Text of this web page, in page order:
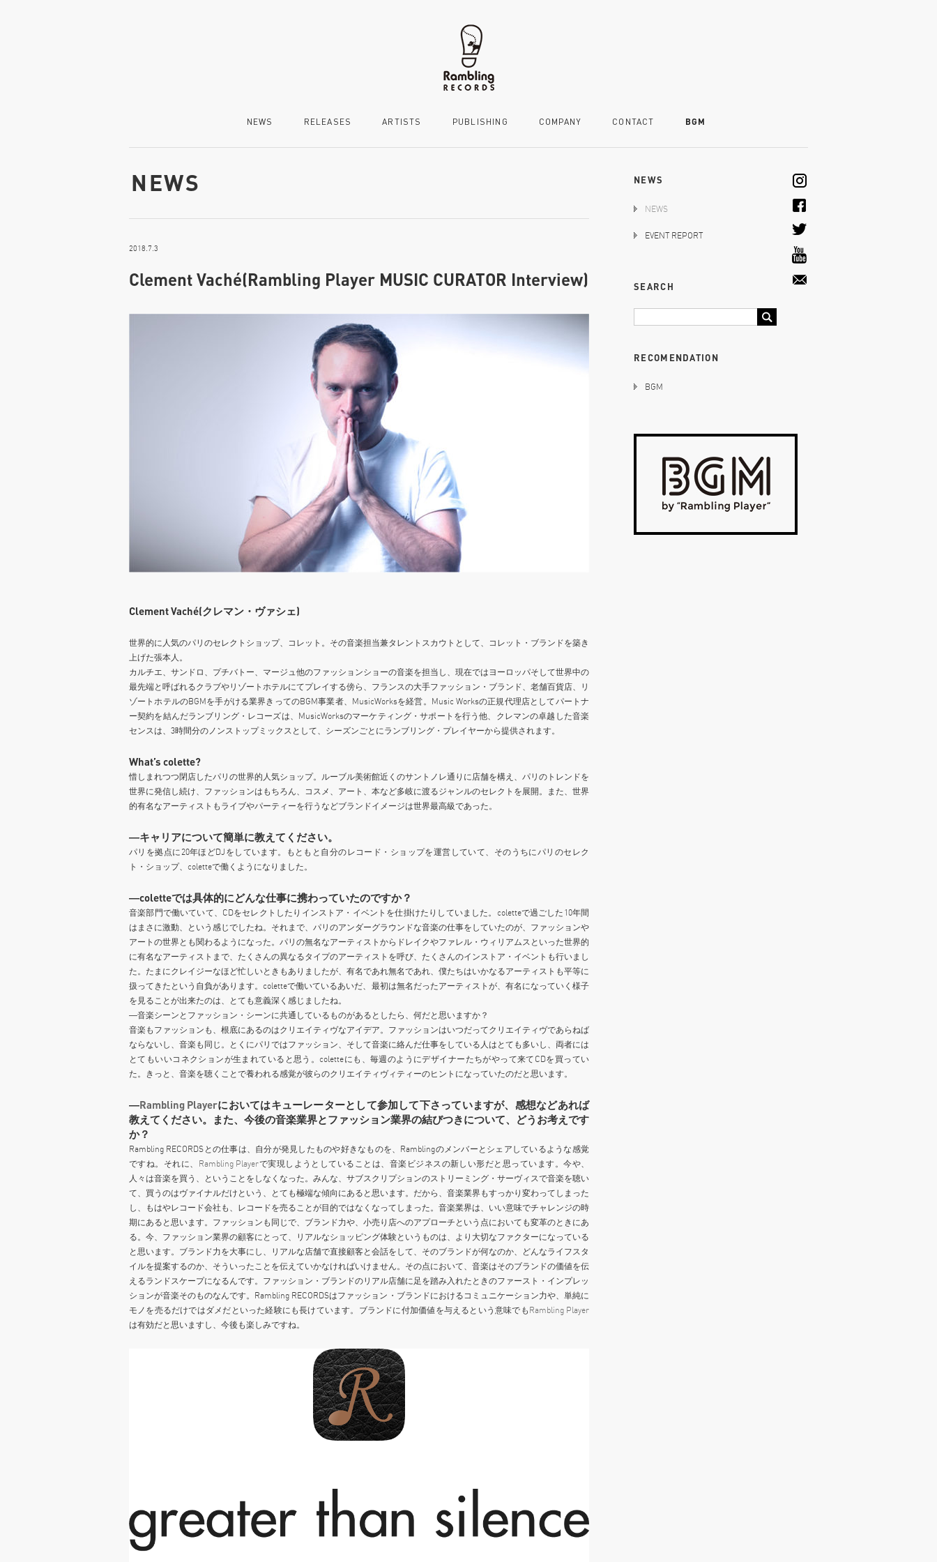
NEWS RELEASES ARTISTS PUBLISHING COMPANY CONTACT BGM
NEWS
2018.7.3
Clement Vaché(Rambling Player MUSIC CURATOR Interview)
Clement Vaché(クレマン・ヴァシェ)
世界的に人気のパリのセレクトショップ、コレット。その音楽担当兼タレントスカウトとして、コレット・ブランドを築き
上げた張本人。
カルチエ、サンドロ、プチバトー、マージュ他のファッションショーの音楽を担当し、現在ではヨーロッパそして世界中の
最先端と呼ばれるクラブやリゾートホテルにてプレイする傍ら、フランスの大手ファッション・ブランド、老舗百貨店、リ
ゾートホテルのBGMを手がける業界きってのBGM事業者、MusicWorksを経営。Music Worksの正規代理店としてパートナ
ー契約を結んだランブリング・レコーズは、MusicWorksのマーケティング・サポートを行う他、クレマンの卓越した音楽
センスは、3時間分のノンストップミックスとして、シーズンごとにランブリング・プレイヤーから提供されます。
What’s colette?
惜しまれつつ閉店したパリの世界的人気ショップ。ルーブル美術館近くのサントノレ通りに店舗を構え、パリのトレンドを
世界に発信し続け、ファッションはもちろん、コスメ、アート、本など多岐に渡るジャンルのセレクトを展開。また、世界
的有名なアーティストもライブやパーティーを行うなどブランドイメージは世界最高級であった。
―キャリアについて簡単に教えてください。
パリを拠点に20年ほどDJをしています。もともと自分のレコード・ショップを運営していて、そのうちにパリのセレク
ト・ショップ、coletteで働くようになりました。
―coletteでは具体的にどんな仕事に携わっていたのですか？
音楽部門で働いていて、CDをセレクトしたりインストア・イベントを仕掛けたりしていました。coletteで過ごした10年間
はまさに激動、という感じでしたね。それまで、パリのアンダーグラウンドな音楽の仕事をしていたのが、ファッションや
アートの世界とも関わるようになった。パリの無名なアーティストからドレイクやファレル・ウィリアムスといった世界的
に有名なアーティストまで、たくさんの異なるタイプのアーティストを呼び、たくさんのインストア・イベントも行いまし
た。たまにクレイジーなほど忙しいときもありましたが、有名であれ無名であれ、僕たちはいかなるアーティストも平等に
扱ってきたという自負があります。coletteで働いているあいだ、最初は無名だったアーティストが、有名になっていく様子
を見ることが出来たのは、とても意義深く感じましたね。
―音楽シーンとファッション・シーンに共通しているものがあるとしたら、何だと思いますか？
音楽もファッションも、根底にあるのはクリエイティヴなアイデア。ファッションはいつだってクリエイティヴであらねば
ならないし、音楽も同じ。とくにパリではファッション、そして音楽に絡んだ仕事をしている人はとても多いし、両者には
とてもいいコネクションが生まれていると思う。coletteにも、毎週のようにデザイナーたちがやって来てCDを買ってい
た。きっと、音楽を聴くことで養われる感覚が彼らのクリエイティヴィティーのヒントになっていたのだと思います。
―Rambling Playerにおいてはキューレーターとして参加して下さっていますが、感想などあれば
教えてください。また、今後の音楽業界とファッション業界の結びつきについて、どうお考えです
か？
Rambling RECORDSとの仕事は、自分が発見したものや好きなものを、Ramblingのメンバーとシェアしているような感覚
ですね。それに、 Rambling Playerで実現しようとしていることは、音楽ビジネスの新しい形だと思っています。今や、
人々は音楽を買う、ということをしなくなった。みんな、サブスクリプションのストリーミング・サーヴィスで音楽を聴い
て、買うのはヴァイナルだけという、とても極端な傾向にあると思います。だから、音楽業界もすっかり変わってしまった
し、もはやレコード会社も、レコードを売ることが目的ではなくなってしまった。音楽業界は、いい意味でチャレンジの時
期にあると思います。ファッションも同じで、ブランド力や、小売り店へのアプローチという点においても変革のときにあ
る。今、ファッション業界の顧客にとって、リアルなショッピング体験というものは、より大切なファクターになっている
と思います。ブランド力を大事にし、リアルな店舗で直接顧客と会話をして、そのブランドが何なのか、どんなライフスタ
イルを提案するのか、そういったことを伝えていかなければいけません。その点において、音楽はそのブランドの価値を伝
えるランドスケープになるんです。ファッション・ブランドのリアル店舗に足を踏み入れたときのファースト・インプレッ
ションが音楽そのものなんです。Rambling RECORDSはファッション・ブランドにおけるコミュニケーション力や、単純に
モノを売るだけではダメだといった経験にも長けています。ブランドに付加価値を与えるという意味でも Rambling Player
は有効だと思いますし、今後も楽しみですね。
NEWS
NEWS
EVENT REPORT
SEARCH
RECOMENDATION
BGM